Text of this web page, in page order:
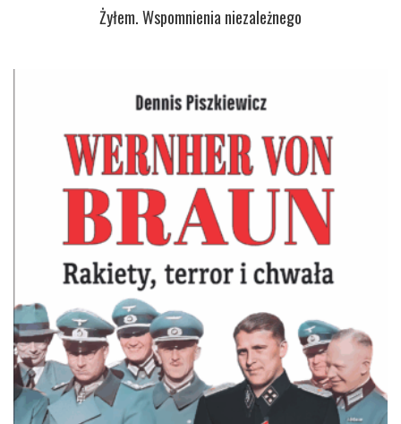
Żyłem. Wspomnienia niezależnego